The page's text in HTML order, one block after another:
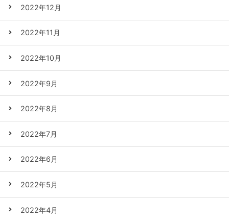
2022年12月
2022年11月
2022年10月
2022年9月
2022年8月
2022年7月
2022年6月
2022年5月
2022年4月